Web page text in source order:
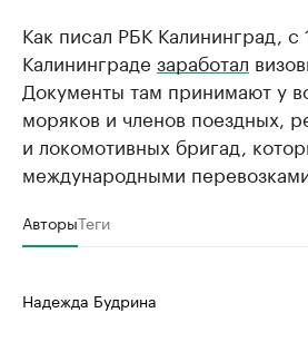
Как писал РБК Калининград, с
Калининграде заработал
Документы там принимают у
моряков и членов поездных,
и локомотивных бригад,
международными
АвторыТеги
Надежда Будрина